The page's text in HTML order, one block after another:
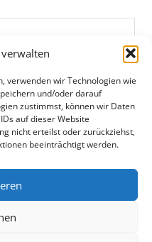
verwenden wir Technologien wie
und/oder darauf
zustimmst, können wir Daten
auf dieser Website
nicht erteilst oder zurückziehst,
beeinträchtigt werden.